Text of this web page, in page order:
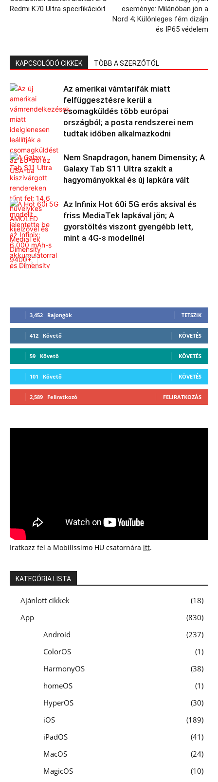
Redmi K70 Ultra specifikációit
eseménye: Milánóban jön a
Nord 4; Különleges fém dizájn
és IP65 védelem
KAPCSOLÓDÓ CIKKEK TÖBB A SZERZŐTŐL
Az amerikai vámtarifák miatt
felfüggesztésre kerül a
csomagküldés több európai
országból; a posta rendszerei nem
tudtak időben alkalmazkodni
Nem Snapdragon, hanem Dimensity; A
Galaxy Tab S11 Ultra szakít a
hagyományokkal és új lapkára vált
Az Infinix Hot 60i 5G erős aksival és
friss MediaTek lapkával jön; A
gyorstöltés viszont gyengébb lett,
mint a 4G-s modellnél
3,452 Rajongók TETSZIK
412 Követő KÖVETÉS
59 Követő KÖVETÉS
101 Követő KÖVETÉS
2,589 Feliratkozó FELIRATKOZÁS
Iratkozz fel a Mobilissimo HU csatornára itt.
KATEGÓRIA LISTA
Ajánlott cikkek
18
App
830
Android
237
ColorOS
1
HarmonyOS
38
homeOS
1
HyperOS
30
iOS
189
iPadOS
41
MacOS
24
MagicOS
10